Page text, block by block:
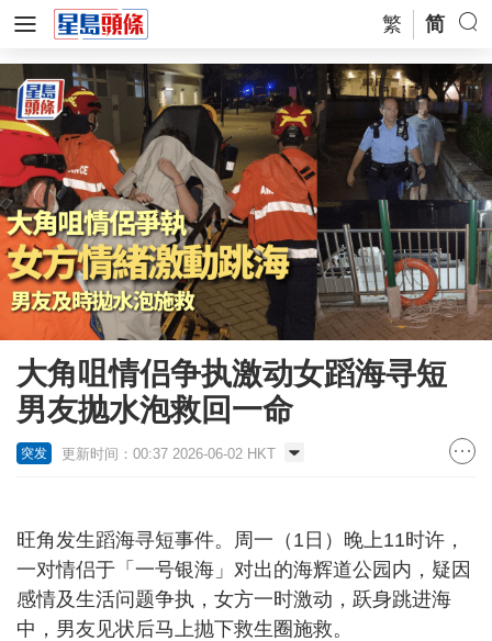
繁 简
大角咀情侣争执激动女蹈海寻短
男友抛水泡救回一命
突发 更新时间：00:37 2026-06-02 HKT
旺角发生蹈海寻短事件。周一（1日）晚上11时许，
一对情侣于「一号银海」对出的海辉道公园内，疑因
感情及生活问题争执，女方一时激动，跃身跳进海
中，男友见状后马上抛下救生圈施救。